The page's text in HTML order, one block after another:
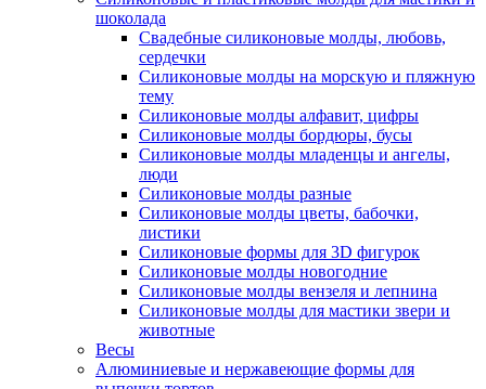
шоколада
Свадебные силиконовые молды, любовь,
сердечки
Силиконовые молды на морскую и пляжную
тему
Силиконовые молды алфавит, цифры
Силиконовые молды бордюры, бусы
Силиконовые молды младенцы и ангелы,
люди
Силиконовые молды разные
Силиконовые молды цветы, бабочки,
листики
Силиконовые формы для 3D фигурок
Силиконовые молды новогодние
Силиконовые молды вензеля и лепнина
Силиконовые молды для мастики звери и
животные
Весы
Алюминиевые и нержавеющие формы для